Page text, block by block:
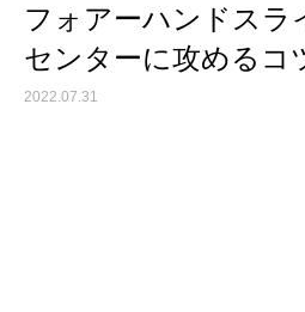
フォアーハンドスラ
センターに攻めるコ
2022.07.31